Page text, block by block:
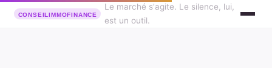
Le marché s'agite. Le silence, lui,
est un outil.